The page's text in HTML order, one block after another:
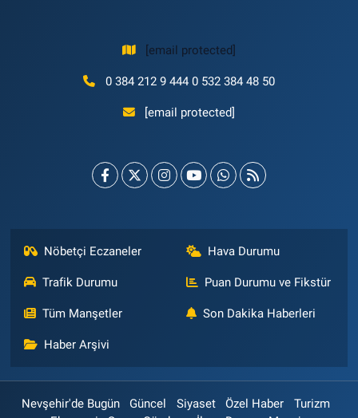
[email protected]
0 384 212 9 444 0 532 384 48 50
[email protected]
Nöbetçi Eczaneler Hava Durumu
Trafik Durumu Puan Durumu ve Fikstür
Tüm Manşetler Son Dakika Haberleri
Haber Arşivi
Nevşehir'de Bugün Güncel Siyaset Özel Haber
Turizm